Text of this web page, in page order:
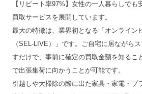
【リピート率97%】女性の一人暮らしで
買取サービスを展開しています。
最大の特徴は、業界初となる「オンライン
（SEL-LIVE）」です。ご自宅に居ながら
すだけで、事前に確定の買取金額を知るこ
で出張集荷に向かうことが可能です。
引越しや大掃除の際に出た家具・家電・ブ